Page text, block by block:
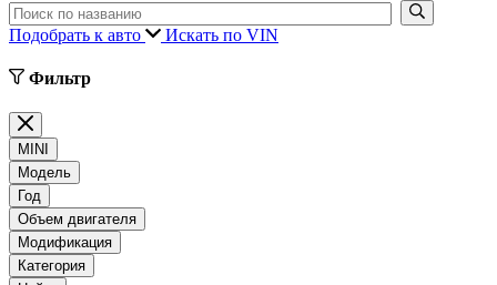
Подобрать к авто Искать по VIN
Фильтр
MINI
Модель
Год
Объем двигателя
Модификация
Категория